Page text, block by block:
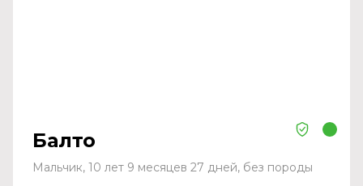
Балто
Мальчик, 10 лет 9 месяцев 27 дней, без породы